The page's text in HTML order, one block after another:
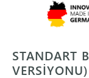
STANDART
VERSIYONU)